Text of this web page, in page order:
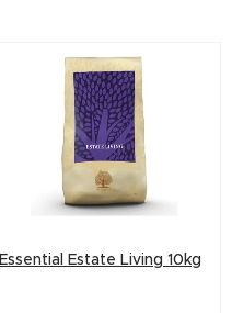
Essential Estate Living 10kg